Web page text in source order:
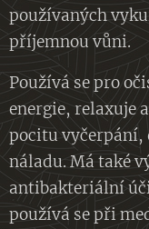
používaných
příjemnou vůni.
Používá se pro
energie, relaxuje
pocitu vyčerpání,
náladu. Má také
antibakteriální
používá se při